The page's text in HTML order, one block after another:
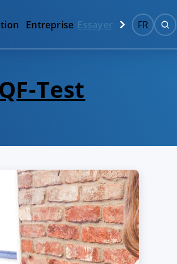
Entreprise Essayer FR
Test